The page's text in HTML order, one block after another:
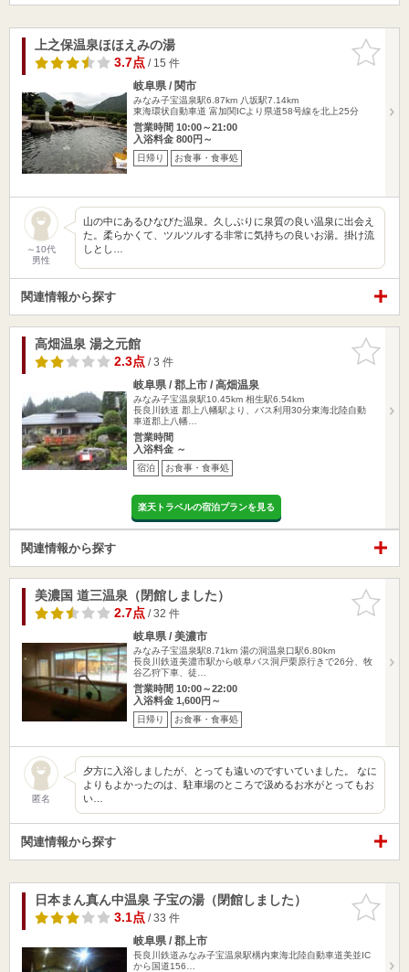
お気に入
りに追加
上之保温泉ほほえみの湯
3.7点/ 15 件
岐阜県 / 関市
みなみ子宝温泉駅6.87km 八坂駅7.14km
東海環状自動車道 富加関ICより県道58号線を北上25分
営業時間 10:00～21:00
入浴料金 800円～
日帰り お食事・食事処
～10代
男性
山の中にあるひなびた温泉。久しぶりに泉質の良い温泉に出会え
た。柔らかくて、ツルツルする非常に気持ちの良いお湯。掛け流
しとし…
関連情報から探す
お気に入
りに追加
高畑温泉 湯之元館
2.3点/ 3 件
岐阜県 / 郡上市 / 高畑温泉
みなみ子宝温泉駅10.45km 相生駅6.54km
長良川鉄道 郡上八幡駅より、バス利用30分東海北陸自動
車道郡上八幡…
営業時間
入浴料金 ～
宿泊 お食事・食事処
楽天トラベルの宿泊プランを見る
関連情報から探す
お気に入
りに追加
美濃国 道三温泉（閉館しました）
2.7点/ 32 件
岐阜県 / 美濃市
みなみ子宝温泉駅8.71km 湯の洞温泉口駅6.80km
長良川鉄道美濃市駅から岐阜バス洞戸栗原行きで26分、牧
谷乙狩下車、徒…
営業時間 10:00～22:00
入浴料金 1,600円～
日帰り お食事・食事処
匿名
夕方に入浴しましたが、とっても遠いのですいていました。 なに
よりもよかったのは、駐車場のところで汲めるお水がとってもお
い…
関連情報から探す
お気に入
りに追加
日本まん真ん中温泉 子宝の湯（閉館しました）
3.1点/ 33 件
岐阜県 / 郡上市
長良川鉄道みなみ子宝温泉駅構内東海北陸自動車道美並IC
から国道156…